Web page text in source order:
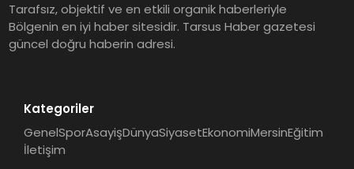
Tarafsız, objektif ve en etkili organik haberleriyle
Bölgenin en iyi haber sitesidir. Tarsus Haber gazetesi
güncel doğru haberin adresi.
Kategoriler
GenelSporAsayişDünyaSiyasetEkonomiMersinEğitim
İletişim